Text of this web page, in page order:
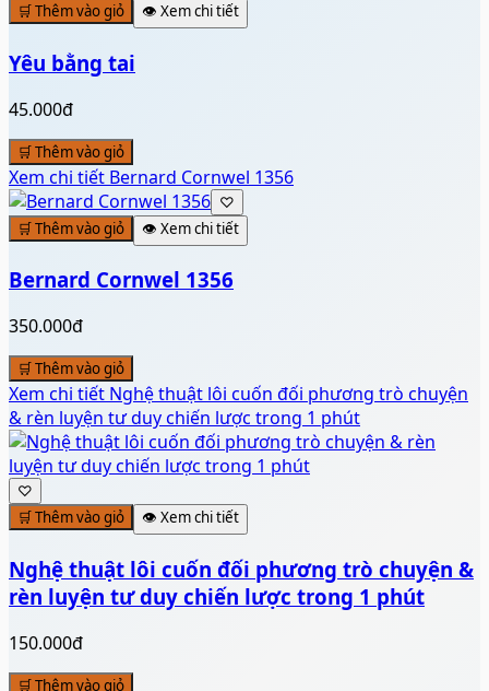
🛒 Thêm vào giỏ
👁️ Xem chi tiết
Yêu bằng tai
45.000đ
🛒 Thêm vào giỏ
Xem chi tiết Bernard Cornwel 1356
♡
🛒 Thêm vào giỏ
👁️ Xem chi tiết
Bernard Cornwel 1356
350.000đ
🛒 Thêm vào giỏ
Xem chi tiết Nghệ thuật lôi cuốn đối phương trò chuyện
& rèn luyện tư duy chiến lược trong 1 phút
♡
🛒 Thêm vào giỏ
👁️ Xem chi tiết
Nghệ thuật lôi cuốn đối phương trò chuyện &
rèn luyện tư duy chiến lược trong 1 phút
150.000đ
🛒 Thêm vào giỏ